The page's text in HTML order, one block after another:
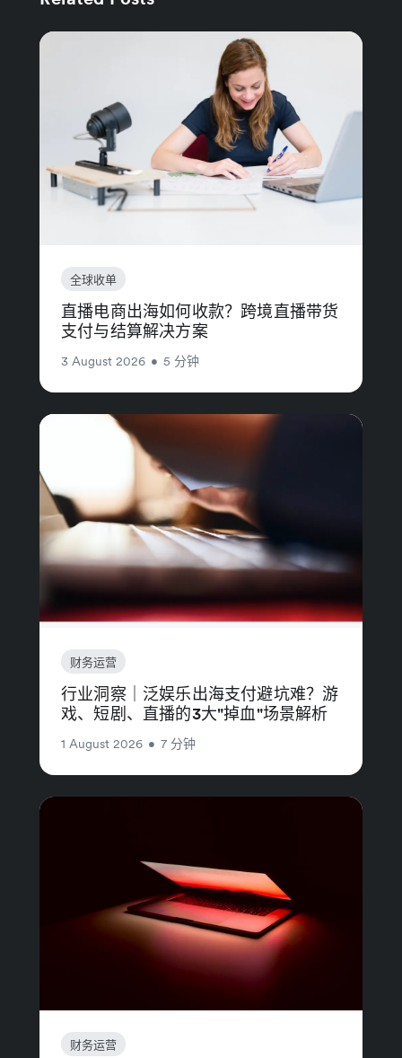
全球收单
直播电商出海如何收款？跨境直播带货
支付与结算解决方案
3 August 2026 • 5 分钟
财务运营
行业洞察｜泛娱乐出海支付避坑难？游
戏、短剧、直播的3大"掉血"场景解析
1 August 2026 • 7 分钟
财务运营